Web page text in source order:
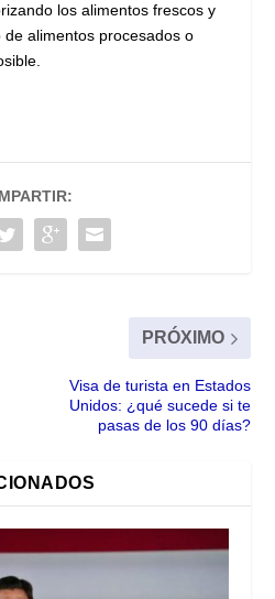
los alimentos frescos y
alimentos procesados o
PRÓXIMO
Visa de turista en Estados
Unidos: ¿qué sucede si te
pasas de los 90 días?